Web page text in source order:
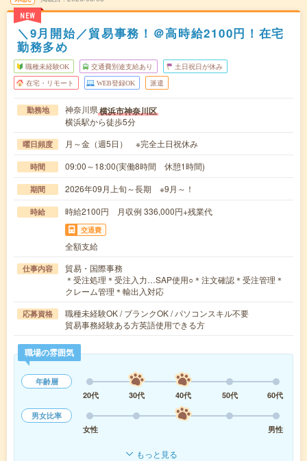
NEW
＼9月開始／貿易事務！＠高時給2100円！在宅
勤務多め
職種未経験OK 交通費別途支給あり 土日祝日が休み
在宅・リモート WEB登録OK 派遣
勤務地 神奈川県横浜市神奈川区
横浜駅から徒歩5分
曜日頻度 月～金（週5日） ※完全土日祝休み
時間 09:00～18:00(実働8時間 休憩1時間)
期間 2026年09月上旬～長期 ※9月～！
時給 時給2100円 月収例 336,000円+残業代
交通費
全額支給
仕事内容
貿易・国際事務
＊受注処理＊受注入力…SAP使用○＊注文確認＊受注管理＊
クレーム管理＊輸出入対応
応募資格
職種未経験OK / ブランクOK / パソコンスキル不要
貿易事務経験ある方英語使用できる方
職場の雰囲気
年齢層
20代
30代 40代 50代
60代
男女比率
女性
男性
もっと見る